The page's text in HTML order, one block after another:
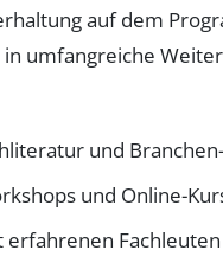
auf dem
umfangreiche
und
und Online-
Fachleuten